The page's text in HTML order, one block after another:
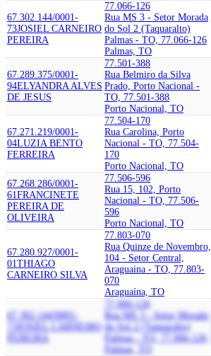
67.302.144/0001-
73JOSIEL CARNEIRO
PEREIRA
77.066-126
Rua MS 3 - Setor Morada
do Sol 2 (Taquaralto)
Palmas - TO, 77.066-126
Palmas, TO
67.289.375/0001-
94ELYANDRA ALVES
DE JESUS
77.501-388
Rua Belmiro da Silva
Prado, Porto Nacional -
TO, 77.501-388
Porto Nacional, TO
67.271.219/0001-
04LUZIA BENTO
FERREIRA
77.504-170
Rua Carolina, Porto
Nacional - TO, 77.504-
170
Porto Nacional, TO
67.268.286/0001-
61FRANCINETE
PEREIRA DE
OLIVEIRA
77.506-596
Rua 15, 102, Porto
Nacional - TO, 77.506-
596
Porto Nacional, TO
67.280.927/0001-
01THIAGO
CARNEIRO SILVA
77.803-070
Rua Quinze de Novembro,
104 - Setor Central,
Araguaina - TO, 77.803-
070
Araguaína, TO
67.302.144/0001-
JOSIEL CARNEIRO
PEREIRA
77.066-126
Rua MS 3 - Setor Morada
do Sol 2 (Taquaralto)
Palmas - TO, 77.066-126
Palmas, TO